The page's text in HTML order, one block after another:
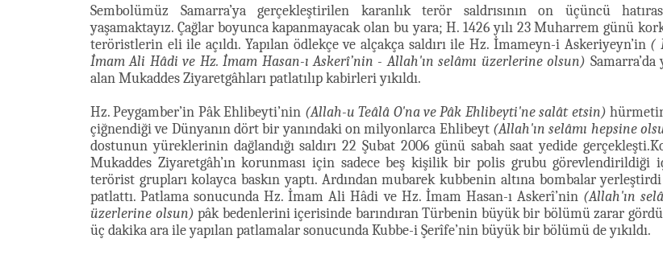
Sembolümüz Samarra’ya gerçekleştirilen karanlık terör saldrısının on üçüncü
yaşamaktayız. Çağlar boyunca kapanmayacak olan bu yara; H. 1426 yılı 23 Muharrem günü
teröristlerin eli ile açıldı. Yapılan ödlekçe ve alçakça saldırı ile Hz. İmameyn-i Askeriyeyn’in (
İmam Ali Hâdi ve Hz. İmam Hasan-ı Askerî’nin - Allah'ın selâmı üzerlerine olsun) Samarra’da
alan Mukaddes Ziyaretgâhları patlatılıp kabirleri yıkıldı.
Hz. Peygamber’in Pâk Ehlibeyti’nin (Allah-u Teâlâ O'na ve Pâk Ehlibeyti'ne salât etsin)
çiğnendiği ve Dünyanın dört bir yanındaki on milyonlarca Ehlibeyt (Allah'ın selâmı hepsine
dostunun yüreklerinin dağlandığı saldırı 22 Şubat 2006 günü sabah saat yedide
Mukaddes Ziyaretgâh’ın korunması için sadece beş kişilik bir polis grubu görevlendirildiği
terörist grupları kolayca baskın yaptı. Ardından mubarek kubbenin altına bombalar
patlattı. Patlama sonucunda Hz. İmam Ali Hâdi ve Hz. İmam Hasan-ı Askerî’nin (Allah'ın
üzerlerine olsun) pâk bedenlerini içerisinde barındıran Türbenin büyük bir bölümü zarar
üç dakika ara ile yapılan patlamalar sonucunda Kubbe-i Şerîfe’nin büyük bir bölümü de yıkıldı.